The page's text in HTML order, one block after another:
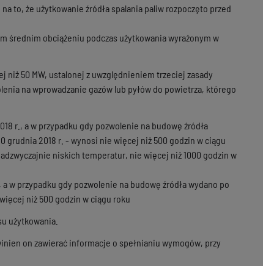
to, że użytkowanie źródła spalania paliw rozpoczęto przed
średnim obciążeniu podczas użytkowania wyrażonym w
niż 50 MW, ustalonej z uwzględnieniem trzeciej zasady
na wprowadzanie gazów lub pyłów do powietrza, którego
r., a w przypadku gdy pozwolenie na budowę źródła
grudnia 2018 r. - wynosi nie więcej niż 500 godzin w ciągu
niskich temperatur, nie więcej niż 1000 godzin w
w przypadku gdy pozwolenie na budowę źródła wydano po
niż 500 godzin w ciągu roku
użytkowania.
on zawierać informacje o spełnianiu wymogów, przy